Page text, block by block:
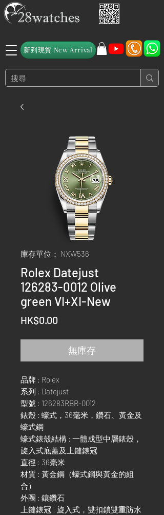
新到現貨 New Arrival
庫存單位： NXW536
Rolex Datejust
126283-0012 Olive
green VI+XI-New
HK$0.00
無庫存
品牌 : Rolex
系列 : Datejust
型號 : 126283RBR-0012
錶殼 : 蠔式，36毫米，鑽石、黃金及
蠔式鋼
蠔式錶殼結構 : 一體成型中層錶殼，
旋入式底蓋及上鏈錶冠
直徑 : 36毫米
材質 : 黃金鋼（蠔式鋼與黃金的組
合）
外圈 : 鑲鑽石
上鏈錶冠 : 旋入式，雙扣鎖雙重防水